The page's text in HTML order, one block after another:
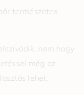
természetes
nem hagy
még az
lehet.